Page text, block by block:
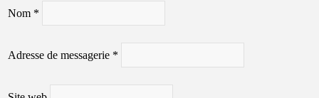
Nom *
Adresse de messagerie *